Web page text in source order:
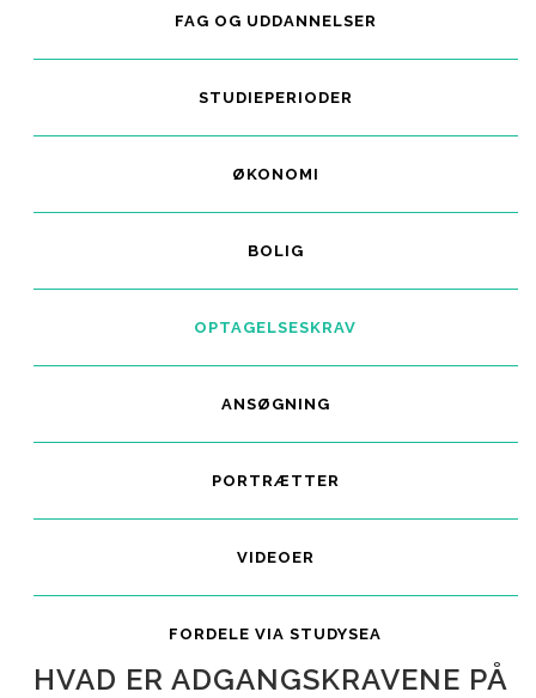
FAG OG UDDANNELSER
STUDIEPERIODER
ØKONOMI
BOLIG
OPTAGELSESKRAV
ANSØGNING
PORTRÆTTER
VIDEOER
FORDELE VIA STUDYSEA
HVAD ER ADGANGSKRAVENE PÅ